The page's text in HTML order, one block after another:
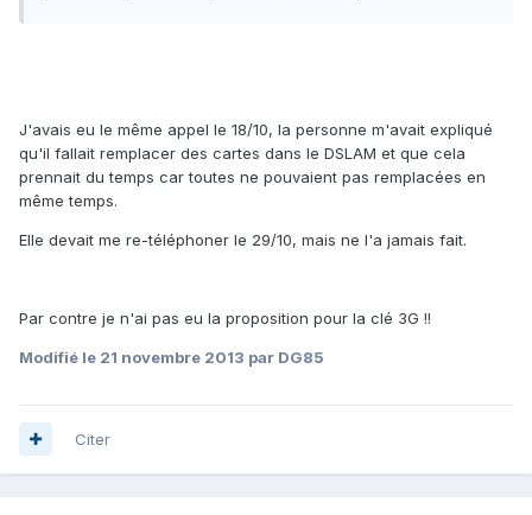
J'avais eu le même appel le 18/10, la personne m'avait expliqué
qu'il fallait remplacer des cartes dans le DSLAM et que cela
prennait du temps car toutes ne pouvaient pas remplacées en
même temps.
Elle devait me re-téléphoner le 29/10, mais ne l'a jamais fait.
Par contre je n'ai pas eu la proposition pour la clé 3G !!
Modifié le 21 novembre 2013 par DG85
Citer